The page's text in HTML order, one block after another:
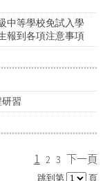
中等學校免試入學
報到各項注意事項
習
1 2 3 下一頁
跳到第 頁